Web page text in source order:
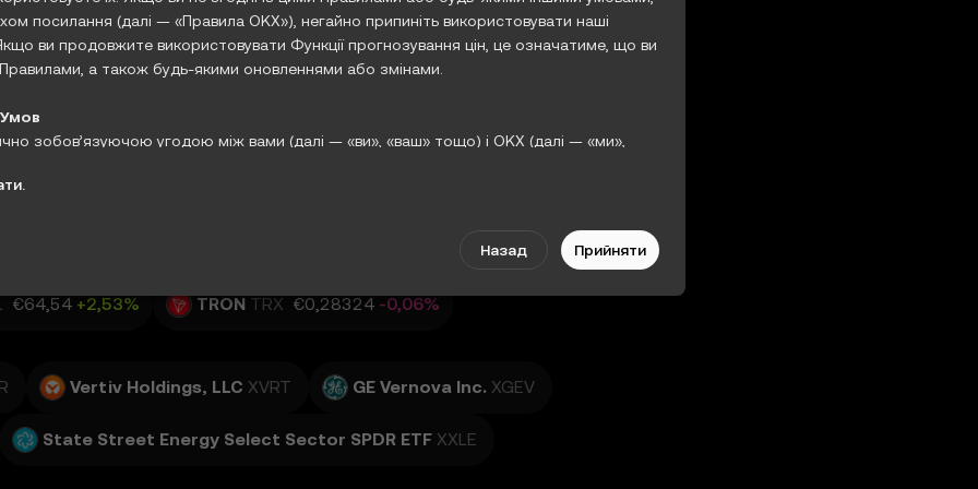
— трансформаційну пропозицію, спря
мовану на переосмислення фінансової
та управлінської
-0,03%
€64,54 +2,53% TRON TRX €0,28324 -0,06%
Vertiv Holdings, LLC XVRT GE Vernova Inc. XGEV
State Street Energy Select Sector SPDR ETF XXLE
посилання (далі — «Правила OKX»), негайно припиніть використовувати наші
ви продовжите використовувати Функції прогнозування цін, це означатиме, що ви
а також будь-якими оновленнями або змінами.
зобов’язуючою угодою між вами (далі — «ви», «ваш» тощо) і OKX (далі — «ми»,
Функцій прогнозування цін або використовуючи їх, ви підтверджуєте таке:
ужиті тут терміни мають тлумачитися згідно з визначеннями в Умовах
конфлікту мають застосовуватися положення цих Умов.
Назад Прийняти